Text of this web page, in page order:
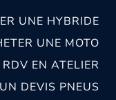
UNE HYBRIDE
UNE MOTO
EN ATELIER
DEVIS PNEUS